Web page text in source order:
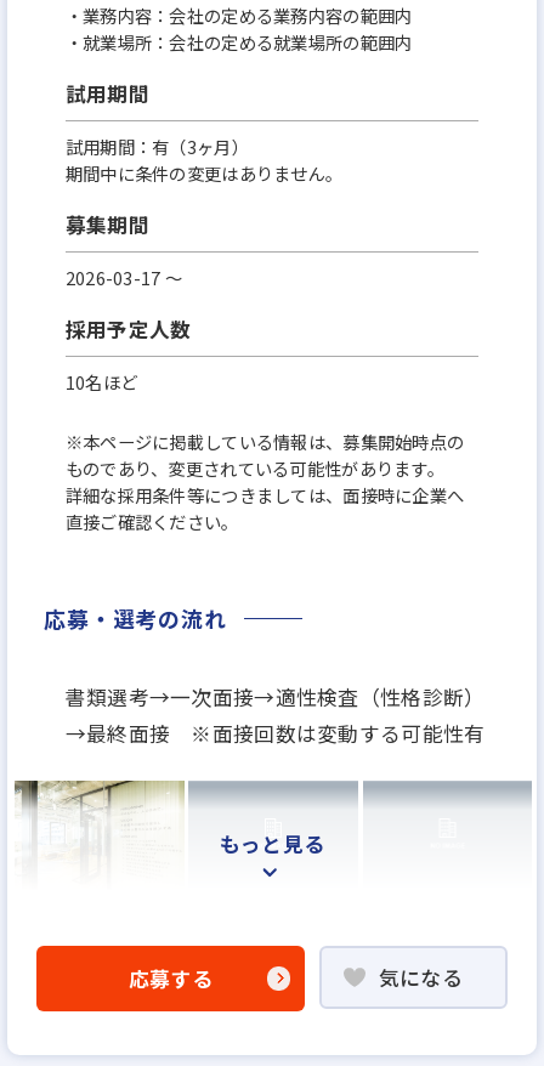
・業務内容：会社の定める業務内容の範囲内
・就業場所：会社の定める就業場所の範囲内
試用期間
試用期間：有（3ヶ月）
期間中に条件の変更はありません。
募集期間
2026-03-17 〜
採用予定人数
10名ほど
※本ページに掲載している情報は、募集開始時点の
ものであり、変更されている可能性があります。
詳細な採用条件等につきましては、面接時に企業へ
直接ご確認ください。
応募・選考の流れ
書類選考→一次面接→適性検査（性格診断）
→最終面接 ※面接回数は変動する可能性有
もっと見る
応募する 気になる